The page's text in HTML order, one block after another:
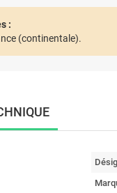
:
(continentale).